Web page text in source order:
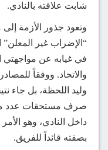
شابت علاقته بالنادي.
وتعود جذور الأزمة إلى
“الإضراب غير
في غيابه عن مواجهتي
والاتحاد. ووفقاً
وليد اللحظة، بل جاء
صرف مستحقات عدد من
داخل النادي، وهو
بصفته قائداً للفريق.